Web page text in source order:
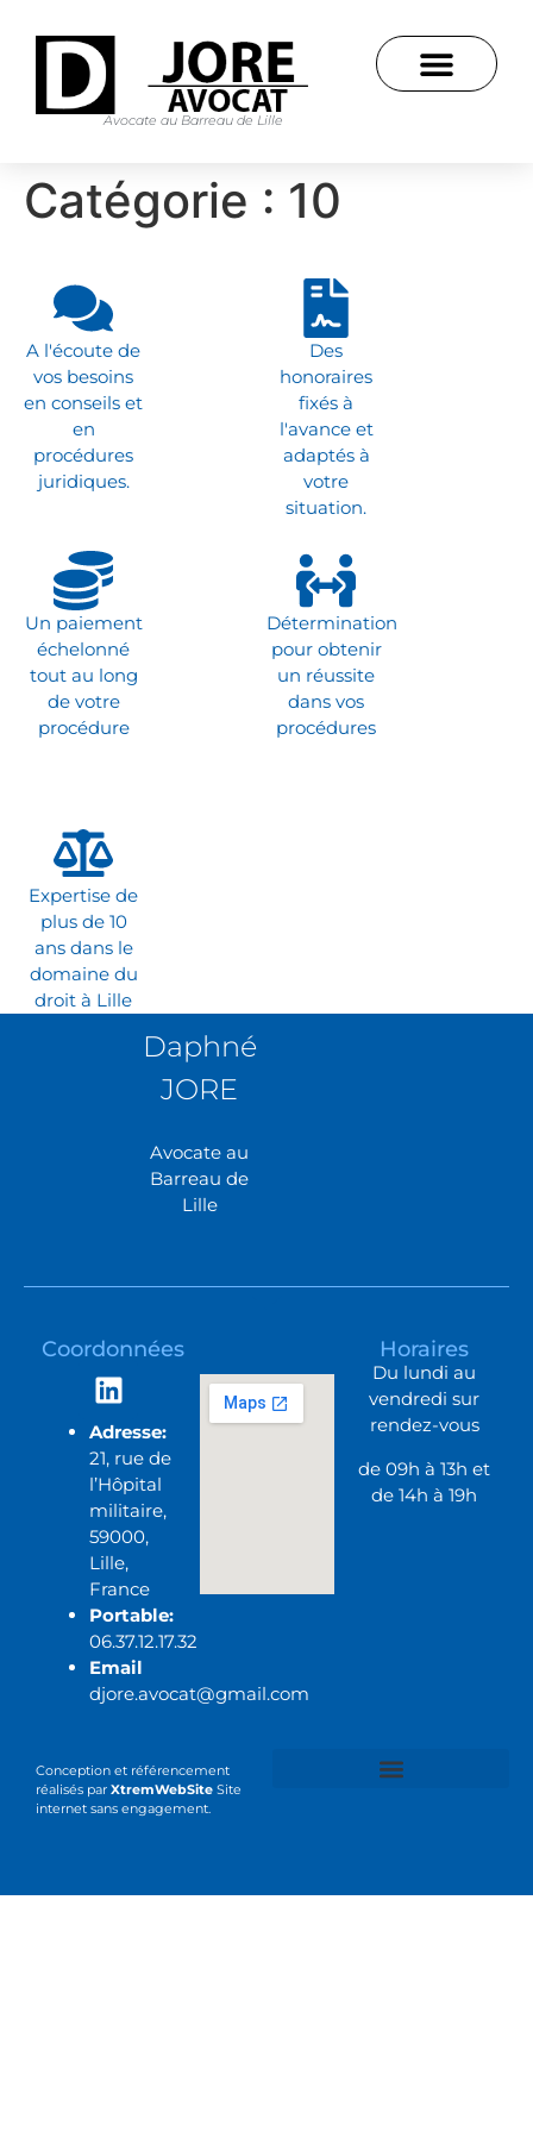
Avocate au Barreau de Lille
Catégorie : 10
A l'écoute de
vos besoins
en conseils et
en
procédures
juridiques.
Des
honoraires
fixés à
l'avance et
adaptés à
votre
situation.
Un paiement
échelonné
tout au long
de votre
procédure
Détermination
pour obtenir
un réussite
dans vos
procédures
Expertise de
plus de 10
ans dans le
domaine du
droit à Lille
Daphné
JORE
Avocate au
Barreau de
Lille
Coordonnées
Adresse:
21, rue de
l’Hôpital
militaire,
59000,
Lille,
France
Portable:
06.37.12.17.32
Email
djore.avocat@gmail.com
Horaires
Du lundi au
vendredi sur
rendez-vous
de 09h à 13h et
de 14h à 19h
Conception et référencement
réalisés par XtremWebSite Site
internet sans engagement.